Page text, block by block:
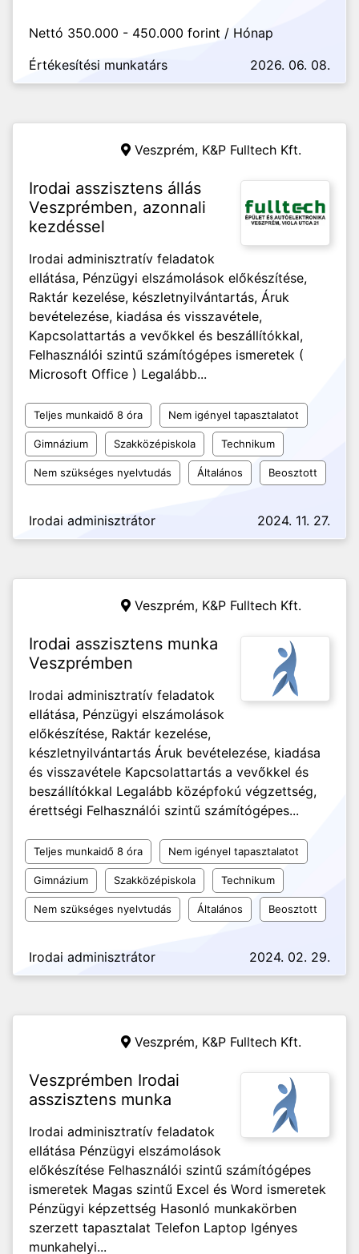
Nettó 350.000 - 450.000 forint / Hónap
Értékesítési munkatárs
2026. 06. 08.
Veszprém, K&P Fulltech Kft.
Irodai asszisztens állás
Veszprémben, azonnali
kezdéssel
Irodai adminisztratív feladatok
ellátása, Pénzügyi elszámolások előkészítése,
Raktár kezelése, készletnyilvántartás, Áruk
bevételezése, kiadása és visszavétele,
Kapcsolattartás a vevőkkel és beszállítókkal,
Felhasználói szintű számítógépes ismeretek (
Microsoft Office ) Legalább...
Teljes munkaidő 8 óra Nem igényel tapasztalatot
Gimnázium Szakközépiskola Technikum
Nem szükséges nyelvtudás Általános Beosztott
Irodai adminisztrátor 2024. 11. 27.
Veszprém, K&P Fulltech Kft.
Irodai asszisztens munka
Veszprémben
Irodai adminisztratív feladatok
ellátása, Pénzügyi elszámolások
előkészítése, Raktár kezelése,
készletnyilvántartás Áruk bevételezése, kiadása
és visszavétele Kapcsolattartás a vevőkkel és
beszállítókkal Legalább középfokú végzettség,
érettségi Felhasználói szintű számítógépes...
Teljes munkaidő 8 óra Nem igényel tapasztalatot
Gimnázium Szakközépiskola Technikum
Nem szükséges nyelvtudás Általános Beosztott
Irodai adminisztrátor 2024. 02. 29.
Veszprém, K&P Fulltech Kft.
Veszprémben Irodai
asszisztens munka
Irodai adminisztratív feladatok
ellátása Pénzügyi elszámolások
előkészítése Felhasználói szintű számítógépes
ismeretek Magas szintű Excel és Word ismeretek
Pénzügyi képzettség Hasonló munkakörben
szerzett tapasztalat Telefon Laptop Igényes
munkahelyi...